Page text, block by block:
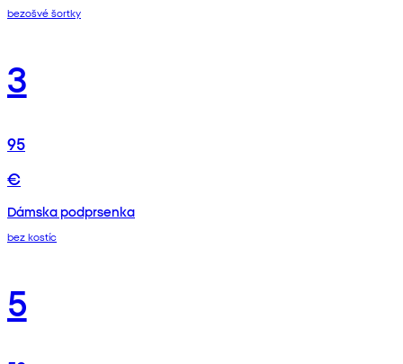
bezošvé šortky
3
95
€
Dámska podprsenka
bez kostíc
5